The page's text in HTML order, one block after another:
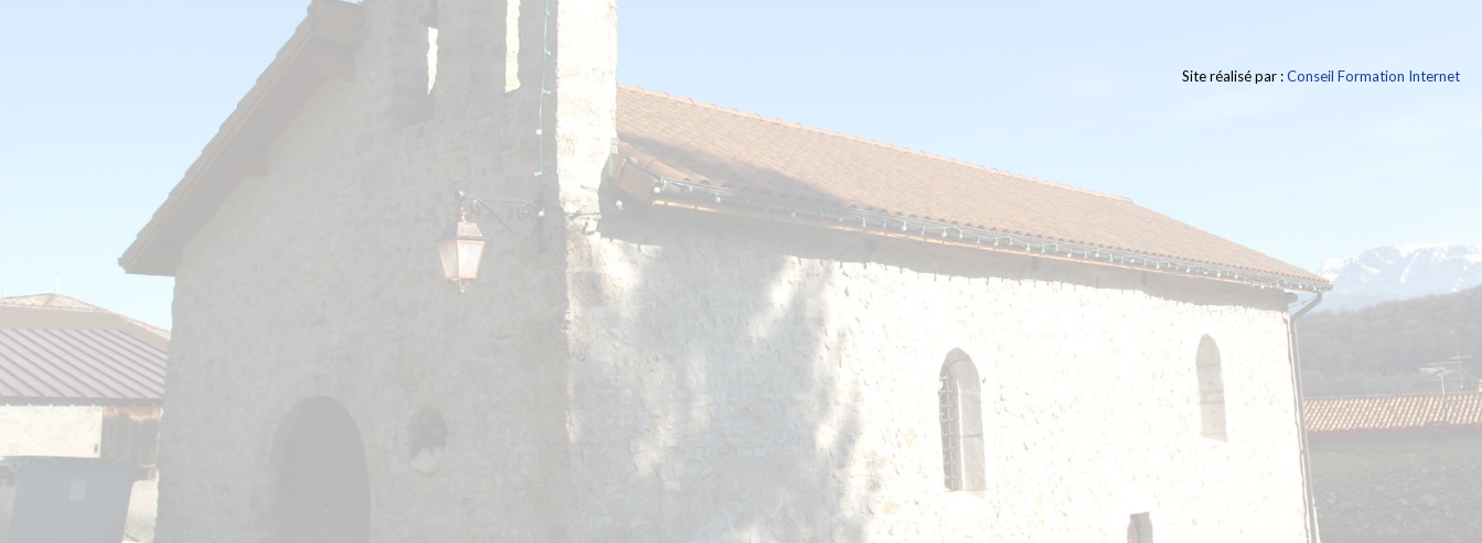
Site réalisé par :Conseil Formation Internet